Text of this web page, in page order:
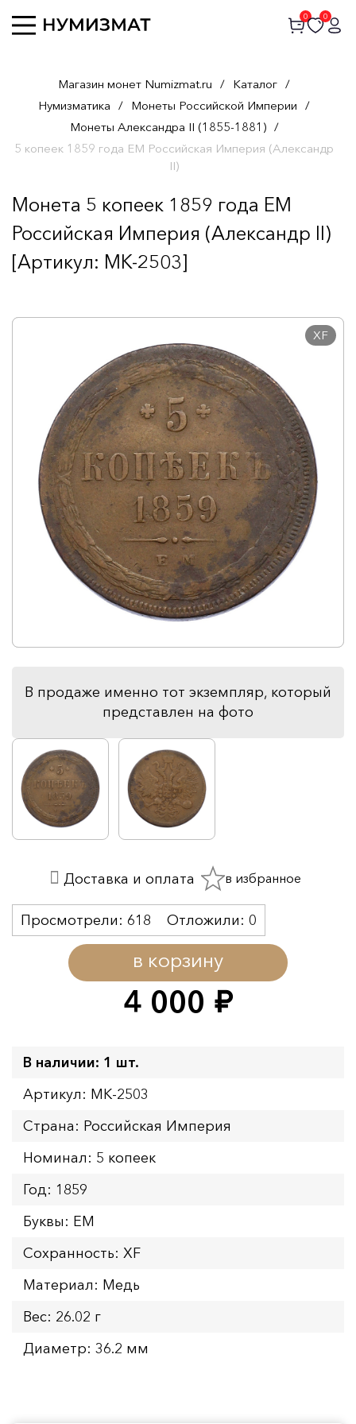
0 0
Магазин монет Numizmat.ru / Каталог /
Нумизматика / Монеты Российской Империи /
Монеты Александра II (1855-1881) /
5 копеек 1859 года ЕМ Российская Империя (Александр
II)
Монета 5 копеек 1859 года ЕМ
Российская Империя (Александр II)
[Артикул: MK-2503]
XF
В продаже именно тот экземпляр, который
представлен на фото
4 000 руб.
в корзину
Просмотрели: 618 Отложили: 0
Доставка и оплата в избранное
В наличии: 1 шт.
Артикул: MK-2503
Страна: Российская Империя
Номинал: 5 копеек
Год: 1859
Буквы: ЕМ
Сохранность: XF
Материал: Медь
Вес: 26.02 г
Диаметр: 36.2 мм